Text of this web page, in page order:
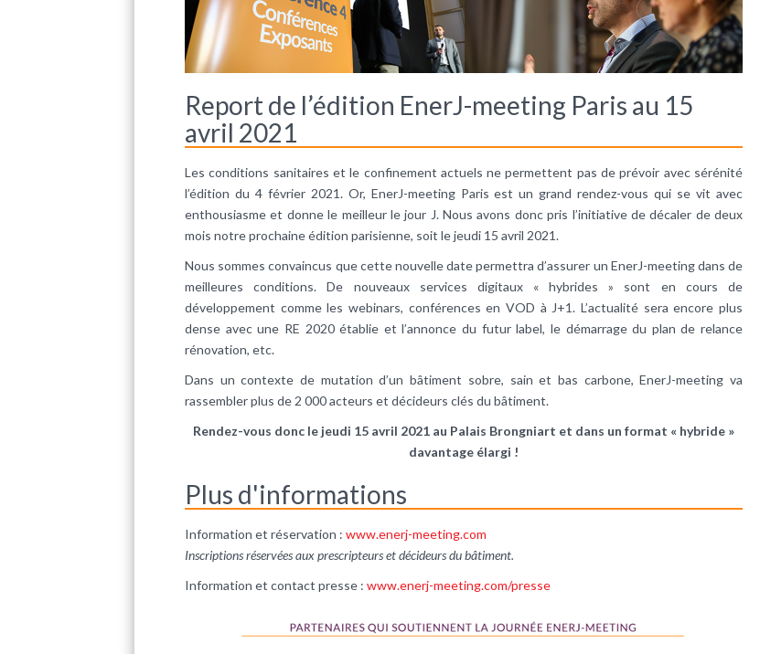
Report de l’édition EnerJ-meeting Paris au 15
avril 2021
Les conditions sanitaires et le confinement actuels ne permettent pas de prévoir avec sérénité
l’édition du 4 février 2021. Or, EnerJ-meeting Paris est un grand rendez-vous qui se vit avec
enthousiasme et donne le meilleur le jour J. Nous avons donc pris l’initiative de décaler de deux
mois notre prochaine édition parisienne, soit le jeudi 15 avril 2021.
Nous sommes convaincus que cette nouvelle date permettra d’assurer un EnerJ-meeting dans de
meilleures conditions. De nouveaux services digitaux « hybrides » sont en cours de
développement comme les webinars, conférences en VOD à J+1. L’actualité sera encore plus
dense avec une RE 2020 établie et l’annonce du futur label, le démarrage du plan de relance
rénovation, etc.
Dans un contexte de mutation d’un bâtiment sobre, sain et bas carbone, EnerJ-meeting va
rassembler plus de 2 000 acteurs et décideurs clés du bâtiment.
Rendez-vous donc le jeudi 15 avril 2021 au Palais Brongniart et dans un format « hybride »
davantage élargi !
Plus d'informations
Information et réservation : www.enerj-meeting.com
Inscriptions réservées aux prescripteurs et décideurs du bâtiment.
Information et contact presse : www.enerj-meeting.com/presse